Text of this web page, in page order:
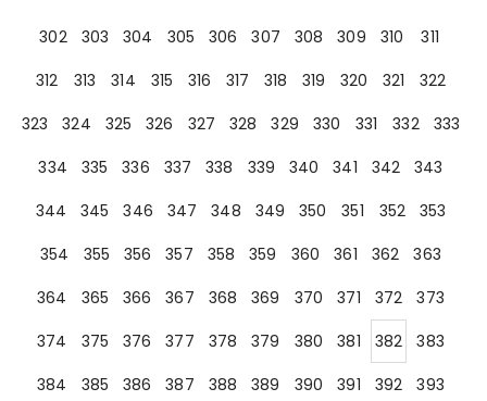
302
303 304 305 306 307 308 309 310
311
312
313 314 315 316 317 318 319 320 321
322
323
324 325 326 327 328 329 330 331 332
333
334
335 336 337 338 339 340 341 342
343
344
345 346 347 348 349 350 351 352
353
354
355 356 357 358 359 360 361 362
363
364
365 366 367 368 369 370 371 372
373
374
375 376 377 378 379 380 381 382
383
384
385 386 387 388 389 390 391 392
393